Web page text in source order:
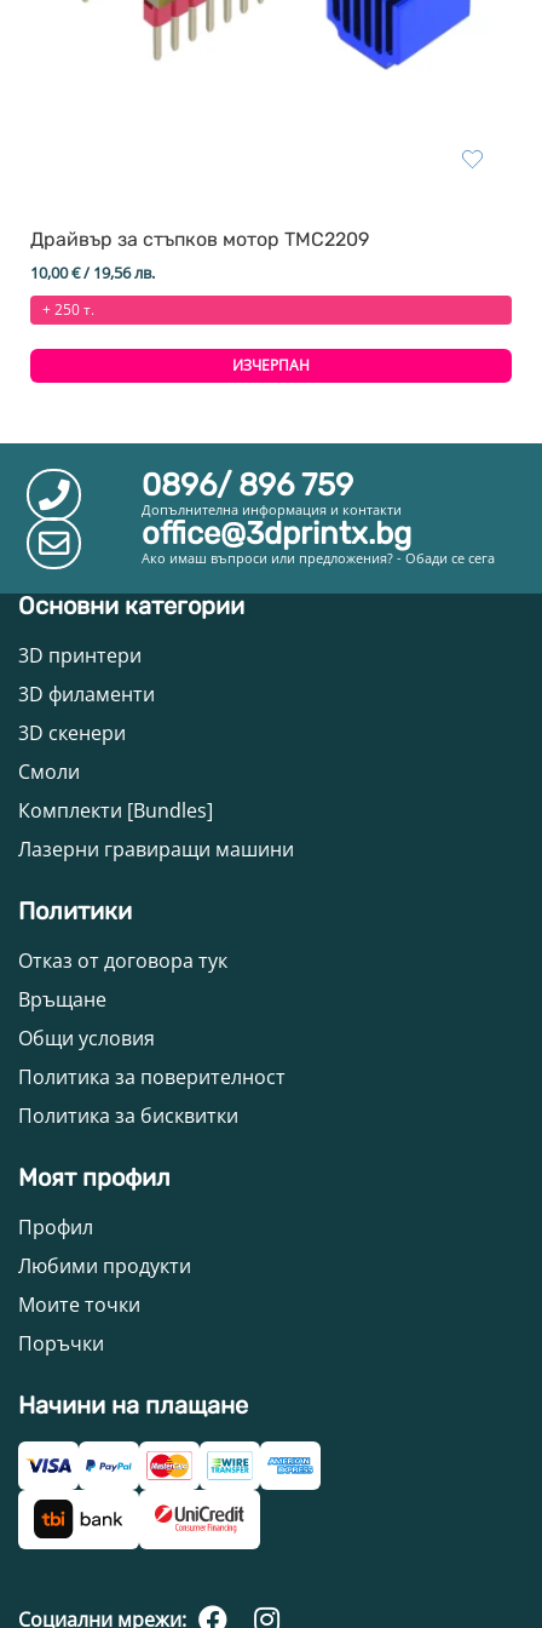
Драйвър за стъпков мотор TMC2209
10,00€/ 19,56 лв.
+ 250 т.
ИЗЧЕРПАН
0896/ 896 759
Допълнителна информация и контакти
office@3dprintx.bg
Ако имаш въпроси или предложения? - Обади се сега
Основни категории
3D принтери
3D филаменти
3D скенери
Смоли
Комплекти [Bundles]
Лазерни гравиращи машини
Политики
Отказ от договора тук
Връщане
Общи условия
Политика за поверителност
Политика за бисквитки
Моят профил
Профил
Любими продукти
Моите точки
Поръчки
Начини на плащане
Социални мрежи: